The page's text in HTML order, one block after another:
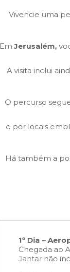
Vivencie uma
EmJerusalém,
A visita inclui
O percurso
e por locais
Há também a
1º Dia –
Chegada ao
Jantar não